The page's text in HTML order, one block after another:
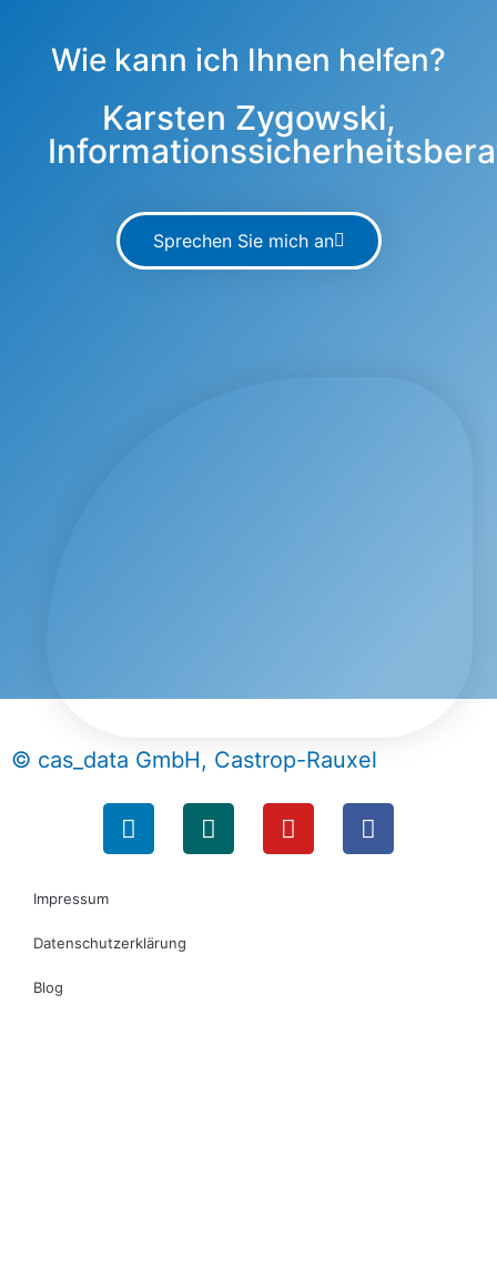
Wie kann ich Ihnen helfen?
Karsten Zygowski,
Sprechen Sie mich an
© cas_data GmbH, Castrop-Rauxel
Impressum
Datenschutzerklärung
Blog